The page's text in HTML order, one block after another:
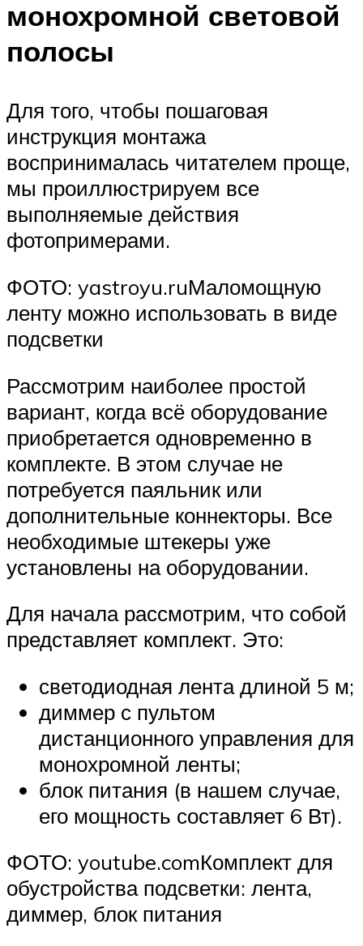
монохромной световой
полосы
Для того, чтобы пошаговая
инструкция монтажа
воспринималась читателем проще,
мы проиллюстрируем все
выполняемые действия
фотопримерами.
ФОТО: yastroyu.ruМаломощную
ленту можно использовать в виде
подсветки
Рассмотрим наиболее простой
вариант, когда всё оборудование
приобретается одновременно в
комплекте. В этом случае не
потребуется паяльник или
дополнительные коннекторы. Все
необходимые штекеры уже
установлены на оборудовании.
Для начала рассмотрим, что собой
представляет комплект. Это:
светодиодная лента длиной 5 м;
диммер с пультом
дистанционного управления для
монохромной ленты;
блок питания (в нашем случае,
его мощность составляет 6 Вт).
ФОТО: youtube.comКомплект для
обустройства подсветки: лента,
диммер, блок питания